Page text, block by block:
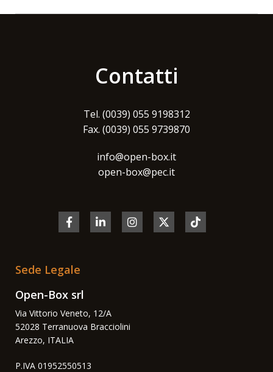
Contatti
Tel. (0039) 055 9198312
Fax. (0039) 055 9739870
info@open-box.it
open-box@pec.it
Sede Legale
Open-Box srl
Via Vittorio Veneto, 12/A
52028 Terranuova Bracciolini
Arezzo, ITALIA
P.IVA 01952550513